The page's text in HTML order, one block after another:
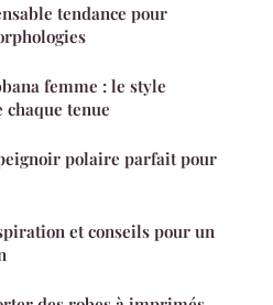
tendance pour
femme : le style
tenue
polaire parfait pour
et conseils pour un